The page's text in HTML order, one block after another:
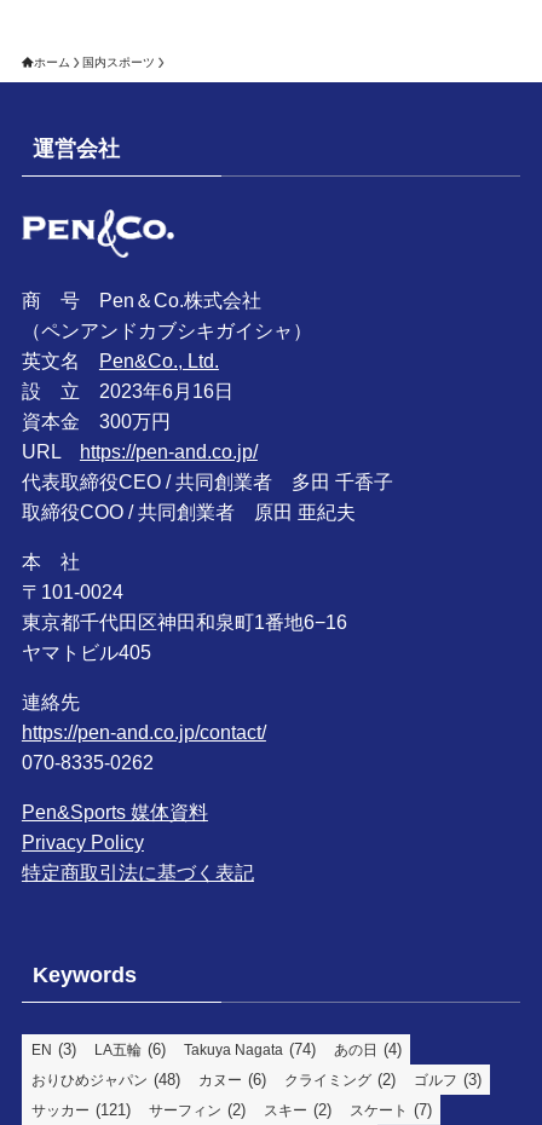
ホーム 国内スポーツ
運営会社
商 号 Pen＆Co.株式会社
（ペンアンドカブシキガイシャ）
英文名 Pen&Co., Ltd.
設 立 2023年6月16日
資本金 300万円
URL https://pen-and.co.jp/
代表取締役CEO / 共同創業者 多田 千香子
取締役COO / 共同創業者 原田 亜紀夫
本 社
〒101-0024
東京都千代田区神田和泉町1番地6−16
ヤマトビル405
連絡先
https://pen-and.co.jp/contact/
070-8335-0262
Pen&Sports 媒体資料
Privacy Policy
特定商取引法に基づく表記
Keywords
EN (3) LA五輪 (6) Takuya Nagata (74) あの日 (4)
おりひめジャパン (48) カヌー (6) クライミング (2) ゴルフ (3)
サッカー (121) サーフィン (2) スキー (2) スケート (7)